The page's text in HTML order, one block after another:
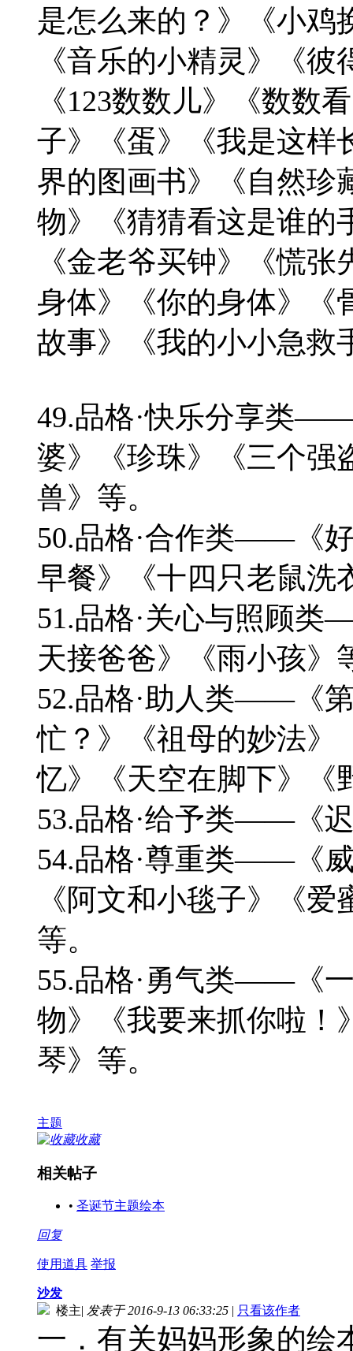
是怎么来的？》《小鸡
《音乐的小精灵》《
《123数数儿》《数数
子》《蛋》《我是这样
界的图画书》《自然珍
物》《猜猜看这是谁的
《金老爷买钟》《慌
身体》《你的身体》《
故事》《我的小小急救
49.品格·快乐分享类
婆》《珍珠》《三个强
兽》等。
50.品格·合作类——《
早餐》《十四只老鼠洗
51.品格·关心与照顾
天接爸爸》《雨小孩》
52.品格·助人类——《
忙？》《祖母的妙法》
忆》《天空在脚下》《
53.品格·给予类——《
54.品格·尊重类——《
《阿文和小毯子》《
等。
55.品格·勇气类——《
物》《我要来抓你啦！
琴》等。
主题
收藏
相关帖子
• 圣诞节主题绘本
回复
使用道具 举报
沙发
楼主| 发表于 2016-9-13 06:33:25 | 只看该作者
一．有关妈妈形象的绘